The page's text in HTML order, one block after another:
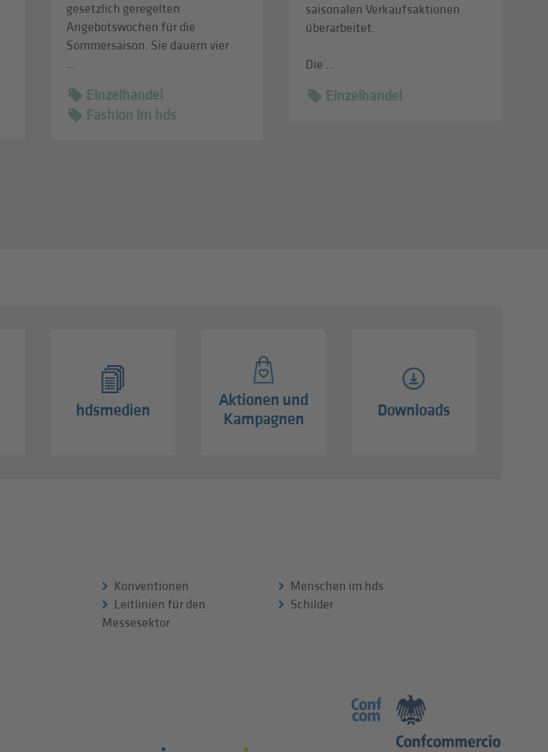
gesetzlich geregelten
Angebotswochen für die
Sommersaison. Sie dauern vier
...
Einzelhandel
Fashion im hds
saisonalen Verkaufsaktionen
überarbeitet.
Die ...
Einzelhandel
hdsmedien
Aktionen und
Kampagnen
Downloads
Konventionen
Leitlinien für den
Messesektor
Menschen im hds
Schilder